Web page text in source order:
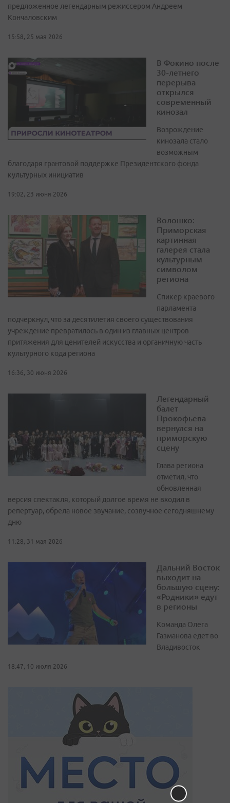
предложенное легендарным режиссером Андреем
Кончаловским
15:58, 25 мая 2026
В Фокино после
30-летнего
перерыва
открылся
современный
кинозал
Возрождение
кинозала стало
возможным
благодаря грантовой поддержке Президентского фонда
культурных инициатив
19:02, 23 июня 2026
Волошко:
Приморская
картинная
галерея стала
культурным
символом
региона
Спикер краевого
парламента
подчеркнул, что за десятилетия своего существования
учреждение превратилось в один из главных центров
притяжения для ценителей искусства и органичную часть
культурного кода региона
16:36, 30 июня 2026
Легендарный
балет
Прокофьева
вернулся на
приморскую
сцену
Глава региона
отметил, что
обновленная
версия спектакля, который долгое время не входил в
репертуар, обрела новое звучание, созвучное сегодняшнему
дню
11:28, 31 мая 2026
Дальний Восток
выходит на
большую сцену:
«Родники» едут
в регионы
Команда Олега
Газманова едет во
Владивосток
18:47, 10 июля 2026